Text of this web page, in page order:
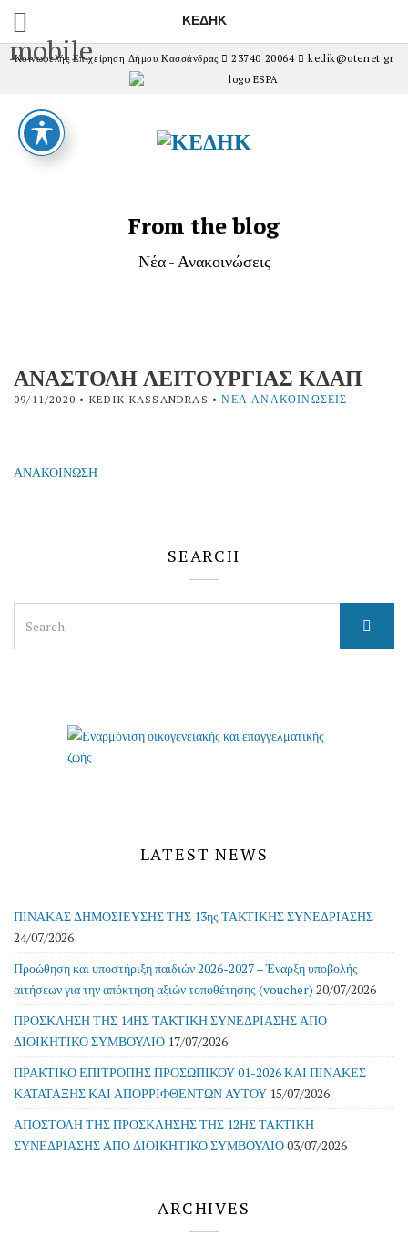
mobile
ΚΕΔΗΚ
Κοινωφελής Επιχείρηση Δήμου Κασσάνδρας 23740 20064 kedik@otenet.gr
From the blog
Νέα - Ανακοινώσεις
ΑΝΑΣΤΟΛΗ ΛΕΙΤΟΥΡΓΙΑΣ ΚΔΑΠ
09/11/2020 • KEDIK KASSANDRAS •ΝΈΑ ΑΝΑΚΟΙΝΏΣΕΙΣ
ΑΝΑΚΟΙΝΩΣΗ
SEARCH
for:
LATEST NEWS
ΠΙΝΑΚΑΣ ΔΗΜΟΣΙΕΥΣΗΣ ΤΗΣ 13ης ΤΑΚΤΙΚΗΣ ΣΥΝΕΔΡΙΑΣΗΣ
24/07/2026
Προώθηση και υποστήριξη παιδιών 2026-2027 – Έναρξη υποβολής
αιτήσεων για την απόκτηση αξιών τοποθέτησης (voucher) 20/07/2026
ΠΡΟΣΚΛΗΣΗ ΤΗΣ 14ΗΣ ΤΑΚΤΙΚΗ ΣΥΝΕΔΡΙΑΣΗΣ ΑΠΟ
ΔΙΟΙΚΗΤΙΚΟ ΣΥΜΒΟΥΛΙΟ 17/07/2026
ΠΡΑΚΤΙΚΟ ΕΠΙΤΡΟΠΗΣ ΠΡΟΣΩΠΙΚΟΥ 01-2026 ΚΑΙ ΠΙΝΑΚΕΣ
ΚΑΤΑΤΑΞΗΣ ΚΑΙ ΑΠΟΡΡΙΦΘΕΝΤΩΝ ΑΥΤΟΥ 15/07/2026
ΑΠΟΣΤΟΛΗ ΤΗΣ ΠΡΟΣΚΛΗΣΗΣ ΤΗΣ 12ΗΣ ΤΑΚΤΙΚΗ
ΣΥΝΕΔΡΙΑΣΗΣ ΑΠΟ ΔΙΟΙΚΗΤΙΚΟ ΣΥΜΒΟΥΛΙΟ03/07/2026
ARCHIVES